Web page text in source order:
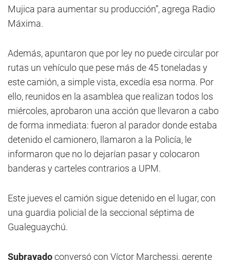
Mujica para aumentar su producción”, agrega Radio
Máxima.
Además, apuntaron que por ley no puede circular por
rutas un vehículo que pese más de 45 toneladas y
este camión, a simple vista, excedía esa norma. Por
ello, reunidos en la asamblea que realizan todos los
miércoles, aprobaron una acción que llevaron a cabo
de forma inmediata: fueron al parador donde estaba
detenido el camionero, llamaron a la Policía, le
informaron que no lo dejarían pasar y colocaron
banderas y carteles contrarios a UPM.
Este jueves el camión sigue detenido en el lugar, con
una guardia policial de la seccional séptima de
Gualeguaychú.
Subrayadoconversó con Víctor Marchessi, gerente